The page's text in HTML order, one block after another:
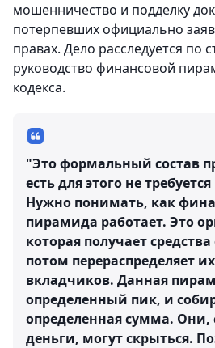
мошенничество и подделку
потерпевших официально
правах. Дело расследуется по
руководство финансовой
кодекса.
"Это формальный состав
есть для этого не
Нужно понимать, как
пирамида работает. Это
которая получает
потом перераспределяет
вкладчиков. Данная
определенный пик, и
определенная сумма. Они,
деньги, могут скрыться.